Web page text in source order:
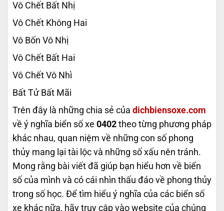
Vô Chết Bất Nhị
Vô Chết Không Hai
Vô Bốn Vô Nhị
Vô Chết Bất Hai
Vô Chết Vô Nhì
Bất Tử Bất Mãi
Trên đây là những chia sẻ của dichbiensoxe.com
về ý nghĩa biển số xe 0402 theo từng phương pháp
khác nhau, quan niệm về những con số phong
thủy mang lại tài lộc và những số xấu nên tránh.
Mong rằng bài viết đã giúp bạn hiểu hơn về biển
số của mình và có cái nhìn thấu đáo về phong thủy
trong số học. Để tìm hiểu ý nghĩa của các biển số
xe khác nữa, hãy truy cập vào website của chúng